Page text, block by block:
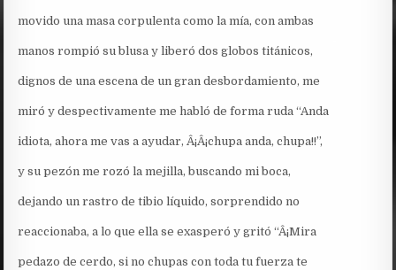
movido una masa corpulenta como la mía, con ambas
manos rompió su blusa y liberó dos globos titánicos,
dignos de una escena de un gran desbordamiento, me
miró y despectivamente me habló de forma ruda “Anda
idiota, ahora me vas a ayudar, Â¡Â¡chupa anda, chupa!!”,
y su pezón me rozó la mejilla, buscando mi boca,
dejando un rastro de tibio líquido, sorprendido no
reaccionaba, a lo que ella se exasperó y gritó “Â¡Mira
pedazo de cerdo, si no chupas con toda tu fuerza te